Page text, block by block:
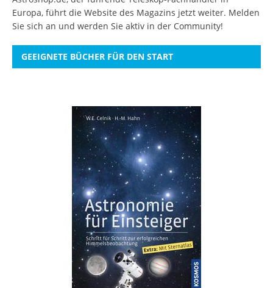
Europa, führt die Website des Magazins jetzt weiter. Melden
Sie sich an und werden Sie aktiv in der Community!
GEEIGNETE BÜCHER FÜR DEN START